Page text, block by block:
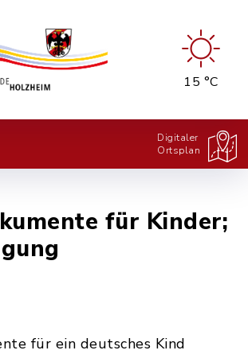
15 °C
Digitaler
Ortsplan
für Kinder;
für ein deutsches Kind